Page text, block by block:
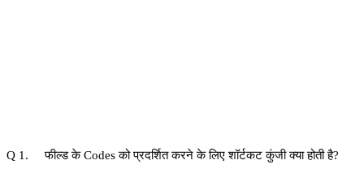
Q 1. फील्ड के Codes को प्रदर्शित करने के लिए शॉर्टकट कुंजी क्या होती है?